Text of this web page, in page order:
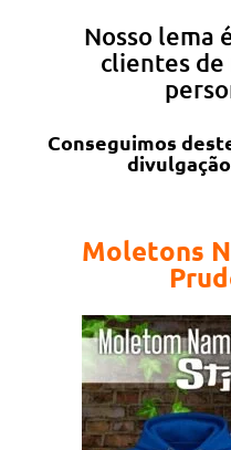
Nosso lema
clientes
Conseguimos
Moletons